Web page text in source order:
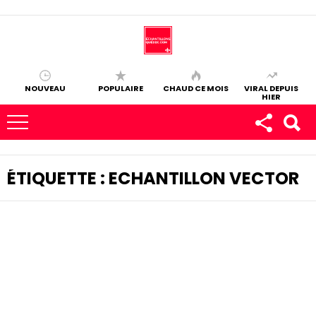
NOUVEAU POPULAIRE CHAUD CE MOIS VIRAL DEPUIS
HIER
ÉTIQUETTE : ECHANTILLON VECTOR